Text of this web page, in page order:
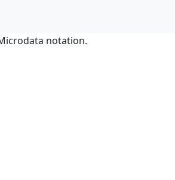
notation.